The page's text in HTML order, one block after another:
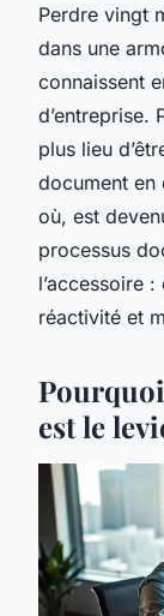
Perdre vingt
dans une
connaissent
d’entreprise.
plus lieu
document en
où, est
processus
l’accessoire
réactivité et
est le